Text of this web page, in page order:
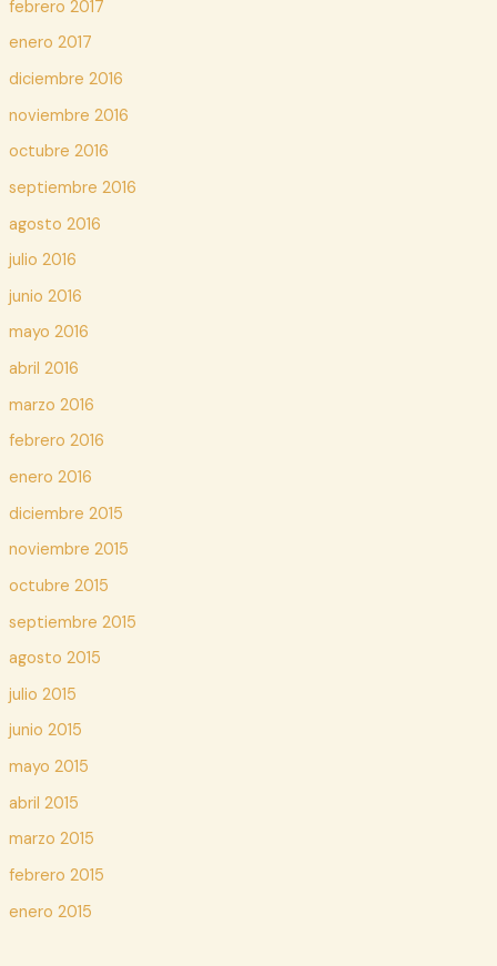
febrero 2017
enero 2017
diciembre 2016
noviembre 2016
octubre 2016
septiembre 2016
agosto 2016
julio 2016
junio 2016
mayo 2016
abril 2016
marzo 2016
febrero 2016
enero 2016
diciembre 2015
noviembre 2015
octubre 2015
septiembre 2015
agosto 2015
julio 2015
junio 2015
mayo 2015
abril 2015
marzo 2015
febrero 2015
enero 2015